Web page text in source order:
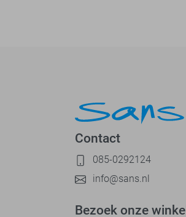
Contact
085-0292124
info@sans.nl
Bezoek onze winkel